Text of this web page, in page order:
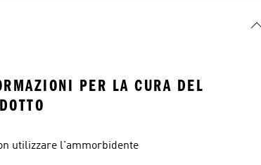
PER LA CURA DEL
utilizzare l'ammorbidente